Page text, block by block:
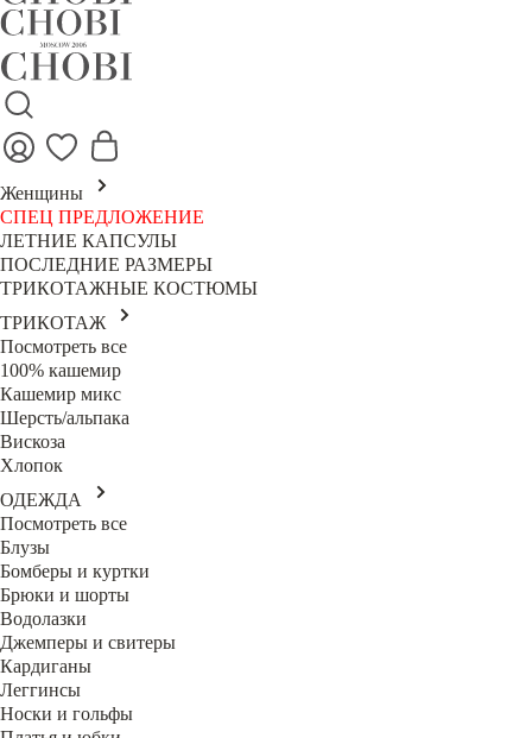
Женщины
СПЕЦ ПРЕДЛОЖЕНИЕ
ЛЕТНИЕ КАПСУЛЫ
ПОСЛЕДНИЕ РАЗМЕРЫ
ТРИКОТАЖНЫЕ КОСТЮМЫ
ТРИКОТАЖ
Посмотреть все
100% кашемир
Кашемир микс
Шерсть/альпака
Вискоза
Хлопок
ОДЕЖДА
Посмотреть все
Блузы
Бомберы и куртки
Брюки и шорты
Водолазки
Джемперы и свитеры
Кардиганы
Леггинсы
Носки и гольфы